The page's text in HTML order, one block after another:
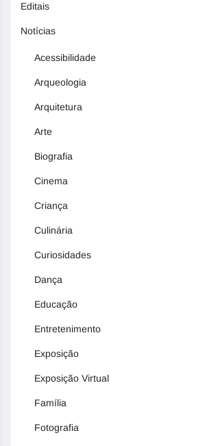
Editais
Notícias
Acessibilidade
Arqueologia
Arquitetura
Arte
Biografia
Cinema
Criança
Culinária
Curiosidades
Dança
Educação
Entretenimento
Exposição
Exposição Virtual
Família
Fotografia